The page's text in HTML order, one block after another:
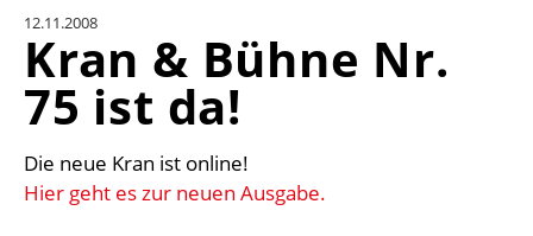
EINHEITENKONVERTER
KONTAKT
12.11.2008
Kran & Bühne Nr.
75 ist da!
Die neue Kran ist online!
Hier geht es zur neuen Ausgabe.